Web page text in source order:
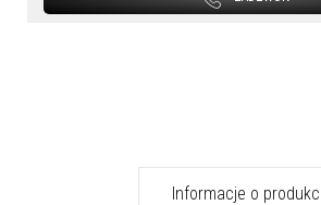
Informacje o